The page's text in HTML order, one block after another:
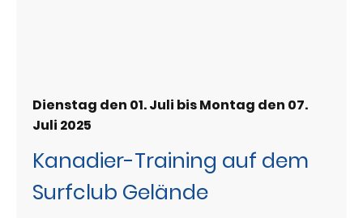
Dienstag den 01. Juli bis Montag den 07.
Juli 2025
Kanadier-Training auf dem
Surfclub Gelände